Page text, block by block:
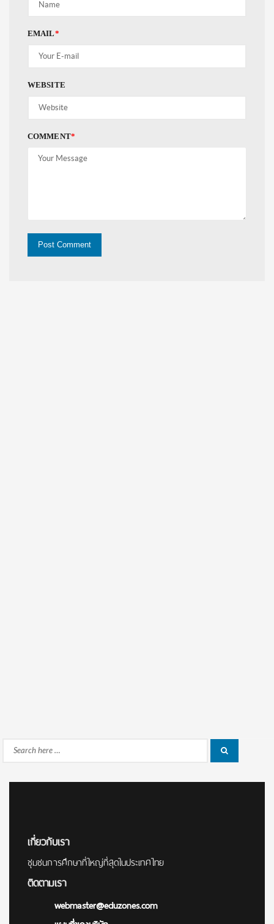
EMAIL*
WEBSITE
COMMENT*
Search
เกี่ยวกับเรา
ชุมชนการศึกษาที่ใหญ่ที่สุดในประเทศไทย
ติดตามเรา
webmaster@eduzones.com